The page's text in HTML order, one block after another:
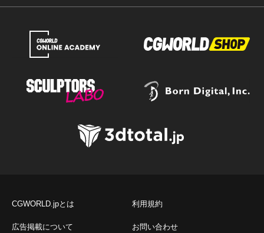
CGWORLD.jpとは 利用規約
広告掲載について お問い合わせ